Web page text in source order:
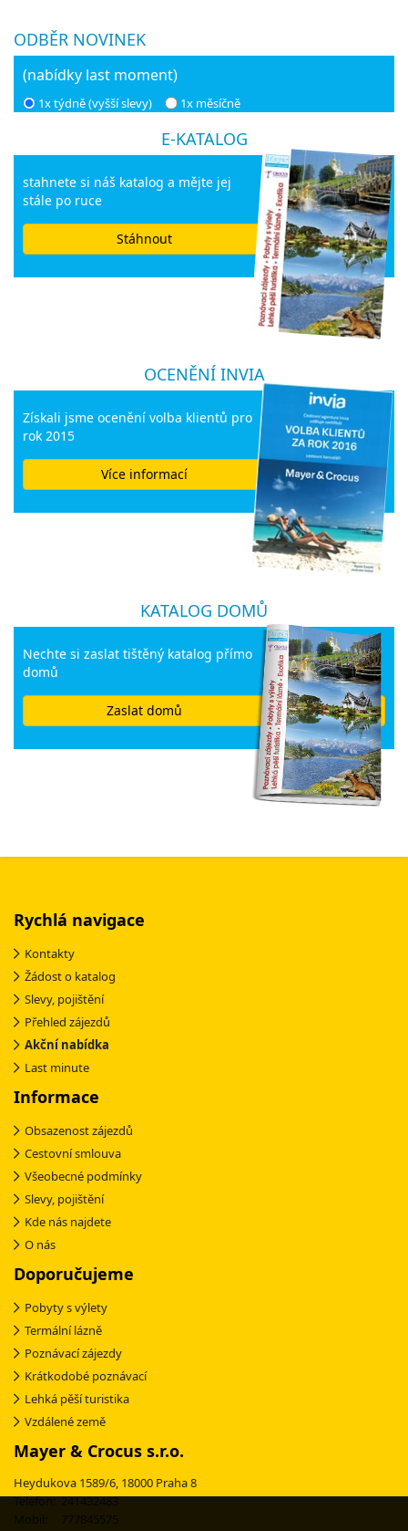
ODBĚR NOVINEK
(nabídky last moment)
1x týdně (vyšší slevy) 1x měsíčně
E-KATALOG
stahnete si náš katalog a mějte jej
stále po ruce
Stáhnout
OCENĚNÍ INVIA
Získali jsme ocenění volba klientů pro
rok 2015
Více informací
KATALOG DOMŮ
Nechte si zaslat tištěný katalog přímo
domů
Zaslat domů
Rychlá navigace
Kontakty
Žádost o katalog
Slevy, pojištění
Přehled zájezdů
Akční nabídka
Last minute
Informace
Obsazenost zájezdů
Cestovní smlouva
Všeobecné podmínky
Slevy, pojištění
Kde nás najdete
O nás
Doporučujeme
Pobyty s výlety
Termální lázně
Poznávací zájezdy
Krátkodobé poznávací
Lehká pěší turistika
Vzdálené země
Mayer & Crocus s.r.o.
Heydukova 1589/6, 18000 Praha 8
Telefon: 241432483